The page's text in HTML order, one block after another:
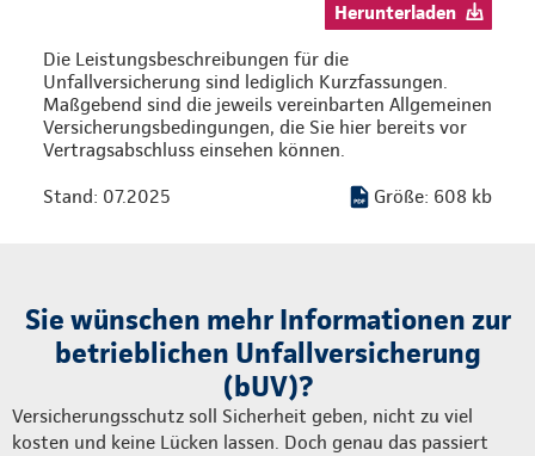
Herunterladen
Die Leistungsbeschreibungen für die
Unfallversicherung sind lediglich Kurzfassungen.
Maßgebend sind die jeweils vereinbarten Allgemeinen
Versicherungsbedingungen, die Sie hier bereits vor
Vertragsabschluss einsehen können.
Stand: 07.2025 Größe: 608 kb
Sie wünschen mehr Informationen zur
betrieblichen Unfallversicherung
(bUV)?
Versicherungsschutz soll Sicherheit geben, nicht zu viel
kosten und keine Lücken lassen. Doch genau das passiert